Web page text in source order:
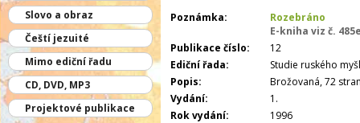
Slovo a obraz
Čeští jezuité
Mimo ediční řadu
CD, DVD, MP3
Projektové publikace
Poznámka:
Rozebráno
E-kniha viz č.
Publikace číslo:
12
Ediční řada:
Studie ruského
Popis:
Brožovaná, 72
Vydání:
1.
Rok vydání:
1996